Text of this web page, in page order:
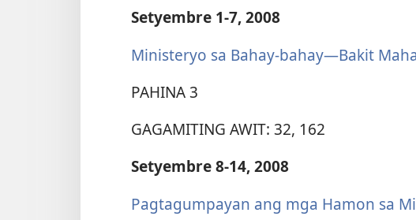
Setyembre 1-7, 2008
Ministeryo sa Bahay-bahay​—Bakit
PAHINA 3
GAGAMITING AWIT: 32, 162
Setyembre 8-14, 2008
Pagtagumpayan ang mga Hamon sa